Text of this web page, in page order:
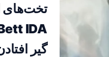
تخت‌های
گیر